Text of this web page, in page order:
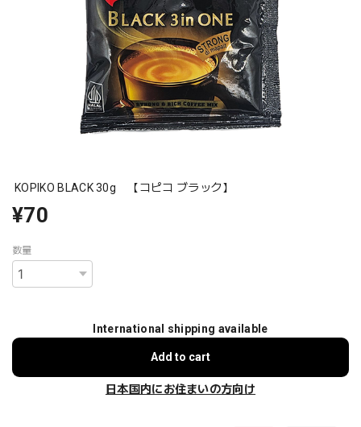
KOPIKO BLACK 30g 【コピコ ブラック】
¥70
数量
International shipping available
Add to cart
日本国内にお住まいの方向け